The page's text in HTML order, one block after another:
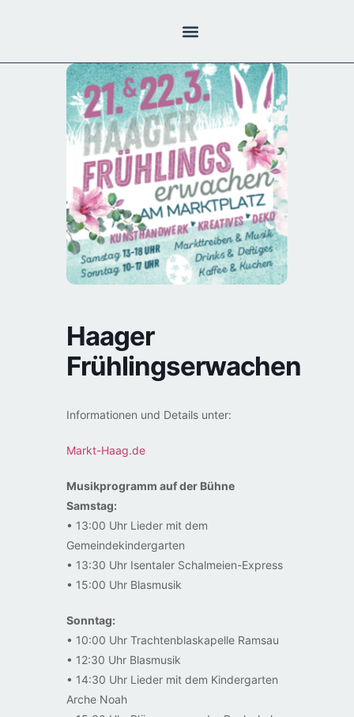
Haager
Frühlingserwachen
Informationen und Details unter:
Markt-Haag.de
Musikprogramm auf der Bühne
Samstag:
• 13:00 Uhr Lieder mit dem
Gemeindekindergarten
• 13:30 Uhr Isentaler Schalmeien-Express
• 15:00 Uhr Blasmusik
Sonntag:
• 10:00 Uhr Trachtenblaskapelle Ramsau
• 12:30 Uhr Blasmusik
• 14:30 Uhr Lieder mit dem Kindergarten
Arche Noah